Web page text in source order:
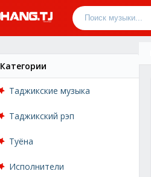
Категории
Таджикские музыка
Таджикский рэп
Туёна
Исполнители